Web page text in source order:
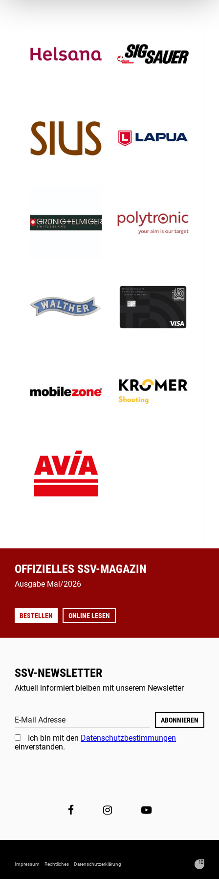
OFFIZIELLES SSV-MAGAZIN
Ausgabe Mai/2026
BESTELLEN ONLINE LESEN
SSV-NEWSLETTER
Aktuell informiert bleiben mit unserem Newsletter
E-Mail Adresse ABONNIEREN
Ich bin mit den Datenschutzbestimmungen
einverstanden.
Impressum Rechtliches Datenschutzerklärung